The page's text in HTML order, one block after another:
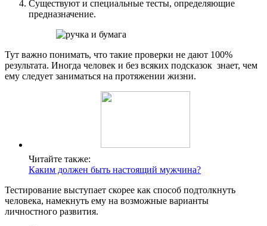
Существуют и специальные тесты, определяющие
предназначение.
Тут важно понимать, что такие проверки не дают 100%
результата. Иногда человек и без всяких подсказок знает, чем
ему следует заниматься на протяжении жизни.
Читайте также:
Каким должен быть настоящий мужчина?
Тестирование выступает скорее как способ подтолкнуть
человека, намекнуть ему на возможные варианты
личностного развития.